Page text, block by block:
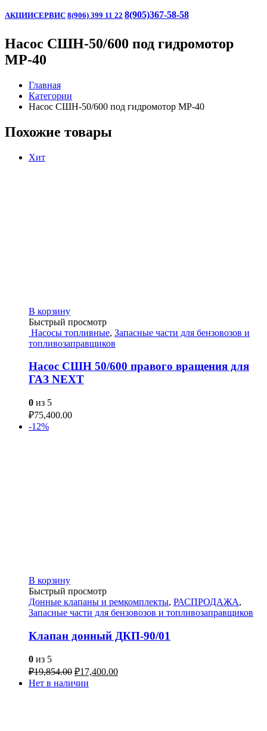
АКЦИИСЕРВИС 8(906) 399 11 22 8(905)367-58-58
Насос СШН-50/600 под гидромотор
МР-40
Главная
Категории
Насос СШН-50/600 под гидромотор МР-40
Похожие товары
Хит
В корзину
Быстрый просмотр
Насосы топливные, Запасные части для бензовозов и
топливозаправщиков
Насос СШН 50/600 правого вращения для
ГАЗ NEXT
0 из 5
₽75,400.00
-12%
В корзину
Быстрый просмотр
Донные клапаны и ремкомплекты, РАСПРОДАЖА,
Запасные части для бензовозов и топливозаправщиков
Клапан донный ДКП-90/01
0 из 5
₽19,854.00 ₽17,400.00
Нет в наличии